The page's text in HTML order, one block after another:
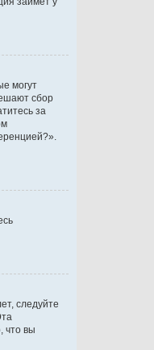
могут
сбор
за
следуйте
что вы